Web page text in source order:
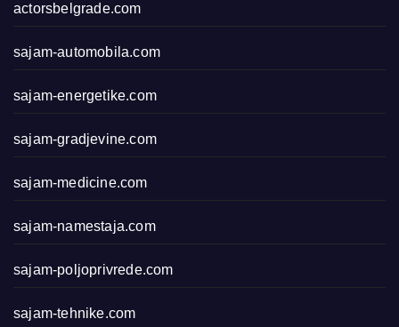
actorsbelgrade.com
sajam-automobila.com
sajam-energetike.com
sajam-gradjevine.com
sajam-medicine.com
sajam-namestaja.com
sajam-poljoprivrede.com
sajam-tehnike.com